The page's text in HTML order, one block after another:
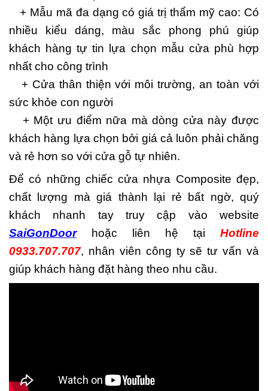
+ Mẫu mã đa dạng có giá trị thẩm mỹ cao: Có
nhiều kiểu dáng, màu sắc phong phú giúp
khách hàng tự tin lựa chọn mẫu cửa phù hợp
nhất cho công trình
+ Cửa thân thiện với môi trường, an toàn với
sức khỏe con người
+ Một ưu điểm nữa mà dòng cửa này được
khách hàng lựa chọn bởi giá cả luôn phải chăng
và rẻ hơn so với cửa gỗ tự nhiên.
Để có những chiếc cửa nhựa Composite đẹp,
chất lượng mà giá thành lại rẻ bất ngờ, quý
khách nhanh tay truy cập vào website
SaiGonDoorhoặc liên hệ tại Hotline
0933.707.707, nhân viên công ty sẽ tư vấn và
giúp khách hàng đặt hàng theo nhu cầu.